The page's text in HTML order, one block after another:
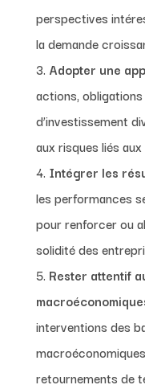
perspectives
la demande
Adopter une
actions,
d’investissement
aux risques liés
Intégrer les
les performances
pour renforcer ou
solidité des
Rester attentif
interventions des
retournements de